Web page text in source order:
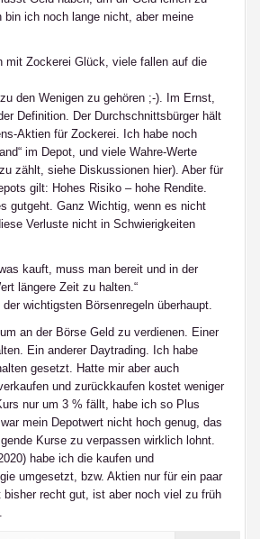
bin ich noch lange nicht, aber meine
mit Zockerei Glück, viele fallen auf die
den Wenigen zu gehören ;-). Im Ernst,
Definition. Der Durchschnittsbürger hält
Aktien für Zockerei. Ich habe noch
im Depot, und viele Wahre-Werte
zählt, siehe Diskussionen hier). Aber für
gilt: Hohes Risiko – hohe Rendite.
gutgeht. Ganz Wichtig, wenn es nicht
Verluste nicht in Schwierigkeiten
kauft, muss man bereit und in der
längere Zeit zu halten.“
wichtigsten Börsenregeln überhaupt.
an der Börse Geld zu verdienen. Einer
Ein anderer Daytrading. Ich habe
gesetzt. Hatte mir aber auch
und zurückkaufen kostet weniger
nur um 3 % fällt, habe ich so Plus
mein Depotwert nicht hoch genug, das
Kurse zu verpassen wirklich lohnt.
habe ich die kaufen und
umgesetzt, bzw. Aktien nur für ein paar
bisher recht gut, ist aber noch viel zu früh